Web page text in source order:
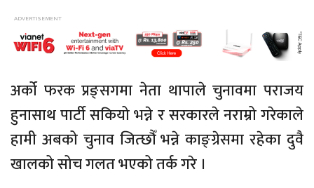
अर्को फरक प्रङ्सगमा नेता थापाले चुनावमा पराजय
हुनासाथ पार्टी सकियो भन्ने र सरकारले नराम्रो गरेकाले
हामी अबको चुनाव जित्छौँ भन्ने काङ्ग्रेसमा रहेका दुवै
खालको सोच गलत भएको तर्क गरे ।